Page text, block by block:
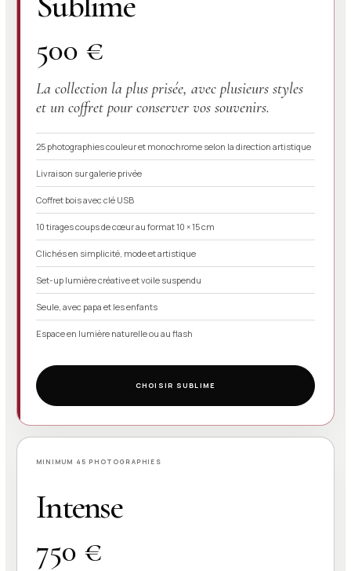
500 €
La collection la plus prisée, avec plusieurs styles
et un coffret pour conserver vos souvenirs.
25 photographies couleur et monochrome selon la direction artistique
Livraison sur galerie privée
Coffret bois avec clé USB
10 tirages coups de cœur au format 10 × 15 cm
Clichés en simplicité, mode et artistique
Set-up lumière créative et voile suspendu
Seule, avec papa et les enfants
Espace en lumière naturelle ou au flash
CHOISIR SUBLIME
MINIMUM 45 PHOTOGRAPHIES
Intense
750 €